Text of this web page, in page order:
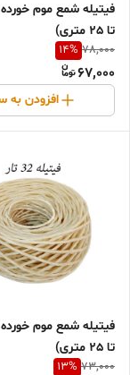
تا 25 متری)
78,000
14%
67,000
افزودن به
تا 25 متری)
73,000
13%